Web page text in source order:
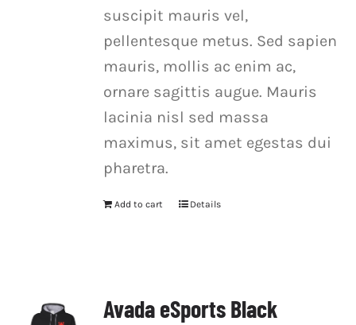
suscipit mauris vel,
pellentesque metus. Sed sapien
mauris, mollis ac enim ac,
ornare sagittis augue. Mauris
lacinia nisl sed massa
maximus, sit amet egestas dui
pharetra.
Add to cart Details
Avada eSports Black